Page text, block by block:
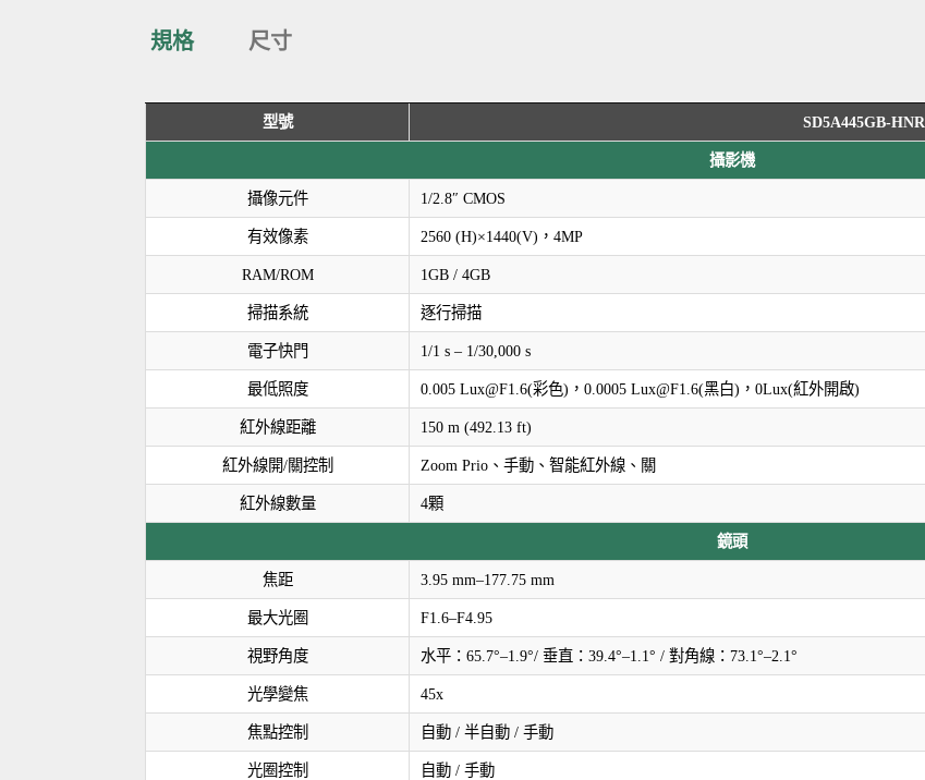
規格 尺寸
型號 SD5A445GB-HNR
攝影機
攝像元件 1/2.8″ CMOS
有效像素 2560 (H)×1440(V)，4MP
RAM/ROM 1GB / 4GB
掃描系統 逐行掃描
電子快門 1/1 s – 1/30,000 s
最低照度 0.005 Lux@F1.6(彩色)，0.0005 Lux@F1.6(黑白)，0Lux(紅外開啟)
紅外線距離 150 m (492.13 ft)
紅外線開/關控制 Zoom Prio、手動、智能紅外線、關
紅外線數量 4顆
鏡頭
焦距 3.95 mm–177.75 mm
最大光圈 F1.6–F4.95
視野角度 水平：65.7°–1.9°/ 垂直：39.4°–1.1° / 對角線：73.1°–2.1°
光學變焦 45x
焦點控制 自動 / 半自動 / 手動
光圈控制 自動 / 手動